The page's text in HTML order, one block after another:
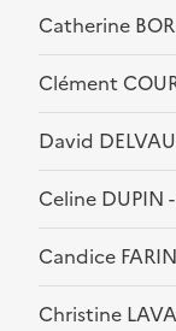
Catherine
Clément
David
Celine DUPIN
Candice
Christine